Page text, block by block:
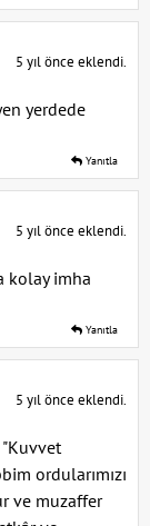
5 yıl önce eklendi.
yerdede
Yanıtla
5 yıl önce eklendi.
kolay imha
Yanıtla
5 yıl önce eklendi.
ordularımızı
ve muzaffer